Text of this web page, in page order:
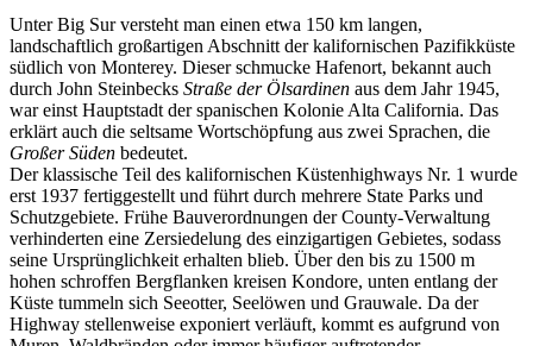
Unter Big Sur versteht man einen etwa 150 km langen,
landschaftlich großartigen Abschnitt der kalifornischen Pazifikküste
südlich von Monterey. Dieser schmucke Hafenort, bekannt auch
durch John Steinbecks Straße der Ölsardinen aus dem Jahr 1945,
war einst Hauptstadt der spanischen Kolonie Alta California. Das
erklärt auch die seltsame Wortschöpfung aus zwei Sprachen, die
Großer Süden bedeutet.
Der klassische Teil des kalifornischen Küstenhighways Nr. 1 wurde
erst 1937 fertiggestellt und führt durch mehrere State Parks und
Schutzgebiete. Frühe Bauverordnungen der County-Verwaltung
verhinderten eine Zersiedelung des einzigartigen Gebietes, sodass
seine Ursprünglichkeit erhalten blieb. Über den bis zu 1500 m
hohen schroffen Bergflanken kreisen Kondore, unten entlang der
Küste tummeln sich Seeotter, Seelöwen und Grauwale. Da der
Highway stellenweise exponiert verläuft, kommt es aufgrund von